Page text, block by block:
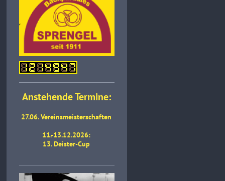
Anstehende Termine:
27.06. Vereinsmeisterschaften
11.-13.12.2026:
13. Deister-Cup